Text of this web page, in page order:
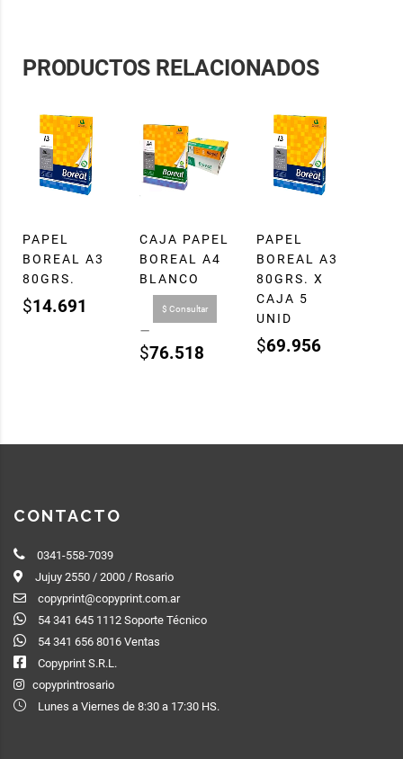
PRODUCTOS RELACIONADOS
PAPEL
BOREAL A3
80GRS.
$14.691
CAJA PAPEL
BOREAL A4
BLANCO
$ Consultar
–
$76.518
PAPEL
BOREAL A3
80GRS. X
CAJA 5
UNID
$69.956
CONTACTO
0341-558-7039
Jujuy 2550 / 2000 / Rosario
copyprint@copyprint.com.ar
54 341 645 1112 Soporte Técnico
54 341 656 8016 Ventas
Copyprint S.R.L.
copyprintrosario
Lunes a Viernes de 8:30 a 17:30 HS.